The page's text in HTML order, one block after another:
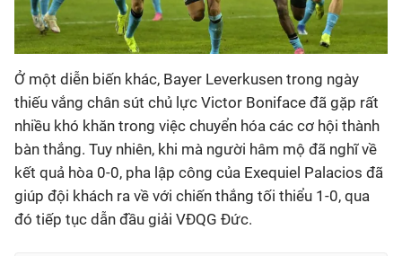
Ở một diễn biến khác, Bayer Leverkusen trong ngày
thiếu vắng chân sút chủ lực Victor Boniface đã gặp rất
nhiều khó khăn trong việc chuyển hóa các cơ hội thành
bàn thắng. Tuy nhiên, khi mà người hâm mộ đã nghĩ về
kết quả hòa 0-0, pha lập công của Exequiel Palacios đã
giúp đội khách ra về với chiến thắng tối thiểu 1-0, qua
đó tiếp tục dẫn đầu giải VĐQG Đức.